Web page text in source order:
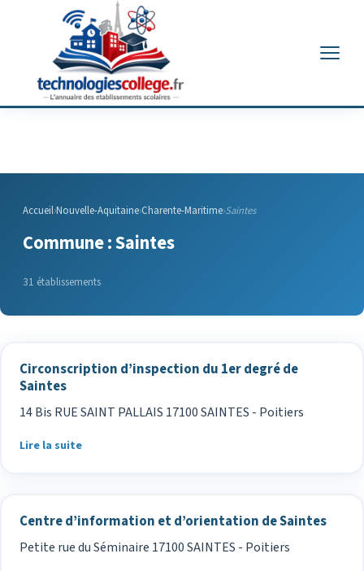
Accueil›Nouvelle-Aquitaine›Charente-Maritime›Saintes
Commune : Saintes
31 établissements
Circonscription d’inspection du 1er degré de
Saintes
14 Bis RUE SAINT PALLAIS 17100 SAINTES - Poitiers
Lire la suite
Centre d’information et d’orientation de Saintes
Petite rue du Séminaire 17100 SAINTES - Poitiers